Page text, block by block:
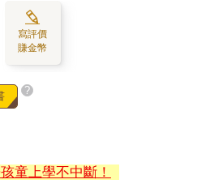
寫評價
賺金幣
?
童上學不中斷！